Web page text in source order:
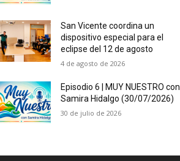
San Vicente coordina un
dispositivo especial para el
eclipse del 12 de agosto
4 de agosto de 2026
Episodio 6 | MUY NUESTRO con
Samira Hidalgo (30/07/2026)
30 de julio de 2026